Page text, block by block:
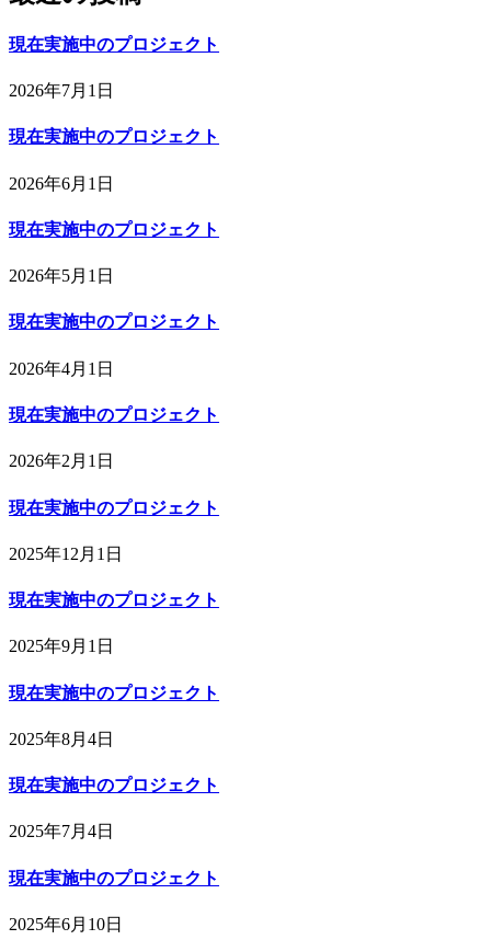
現在実施中のプロジェクト
2026年7月1日
現在実施中のプロジェクト
2026年6月1日
現在実施中のプロジェクト
2026年5月1日
現在実施中のプロジェクト
2026年4月1日
現在実施中のプロジェクト
2026年2月1日
現在実施中のプロジェクト
2025年12月1日
現在実施中のプロジェクト
2025年9月1日
現在実施中のプロジェクト
2025年8月4日
現在実施中のプロジェクト
2025年7月4日
現在実施中のプロジェクト
2025年6月10日